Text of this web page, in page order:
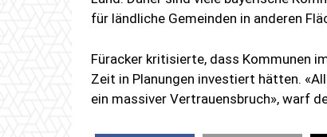
für ländliche Gemeinden in anderen
Füracker kritisierte, dass Kommunen
Zeit in Planungen investiert hätten.
ein massiver Vertrauensbruch», warf